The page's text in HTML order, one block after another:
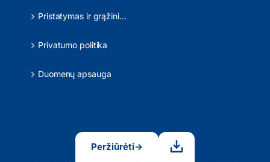
Pristatymas ir grąžinimas
Privatumo politika
Duomenų apsauga
Peržiūrėti→